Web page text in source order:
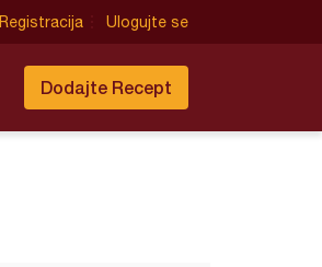
Registracija Ulogujte se
Dodajte Recept